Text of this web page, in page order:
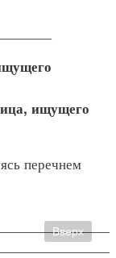
ищущего
перечнем
Вверх